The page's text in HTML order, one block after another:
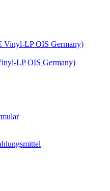
LP OIS Germany)